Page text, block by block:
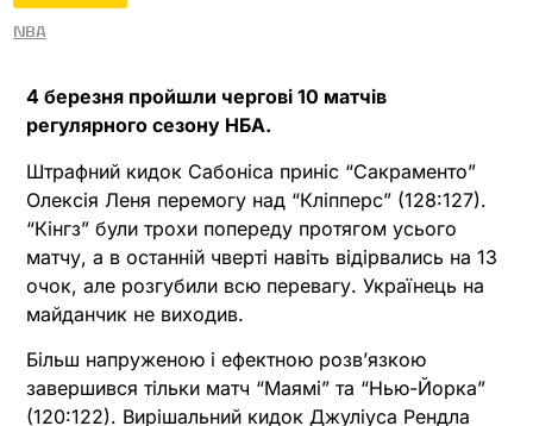
NBA
4 березня пройшли чергові 10 матчів
регулярного сезону НБА.
Штрафний кидок Сабоніса приніс “Сакраменто”
Олексія Леня перемогу над “Кліпперс” (128:127).
“Кінгз” були трохи попереду протягом усього
матчу, а в останній чверті навіть відірвались на 13
очок, але розгубили всю перевагу. Українець на
майданчик не виходив.
Більш напруженою і ефектною розв’язкою
завершився тільки матч “Маямі” та “Нью-Йорка”
(120:122). Вирішальний кидок Джуліуса Рендла